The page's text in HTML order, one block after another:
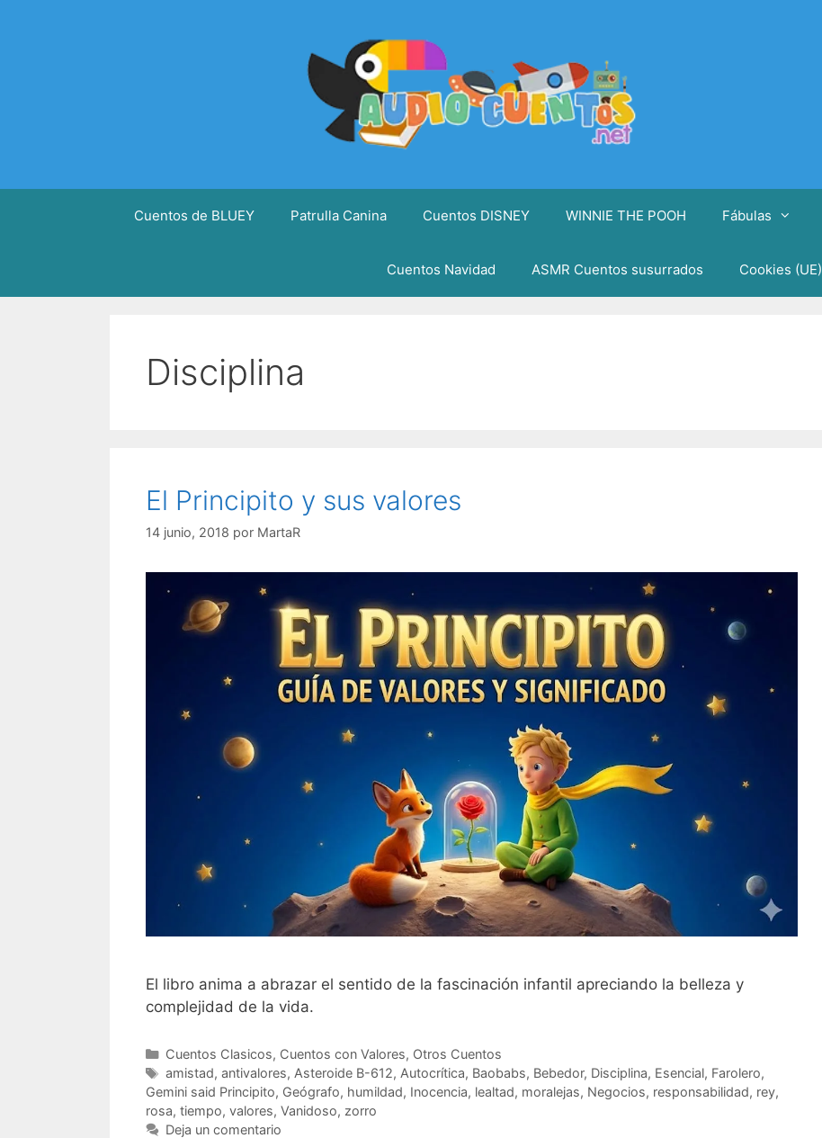
Cuentos de BLUEY Patrulla Canina Cuentos DISNEY WINNIE THE POOH Fábulas
Cuentos Navidad ASMR Cuentos susurrados Cookies (UE)
Disciplina
El Principito y sus valores
14 junio, 2018 por MartaR
El libro anima a abrazar el sentido de la fascinación infantil apreciando la belleza y
complejidad de la vida.
Categorías
Cuentos Clasicos, Cuentos con Valores, Otros Cuentos
Etiquetas
amistad, antivalores, Asteroide B-612, Autocrítica, Baobabs, Bebedor, Disciplina, Esencial, Farolero,
Gemini said Principito, Geógrafo, humildad, Inocencia, lealtad, moralejas, Negocios, responsabilidad, rey,
rosa, tiempo, valores, Vanidoso, zorro
Deja un comentario